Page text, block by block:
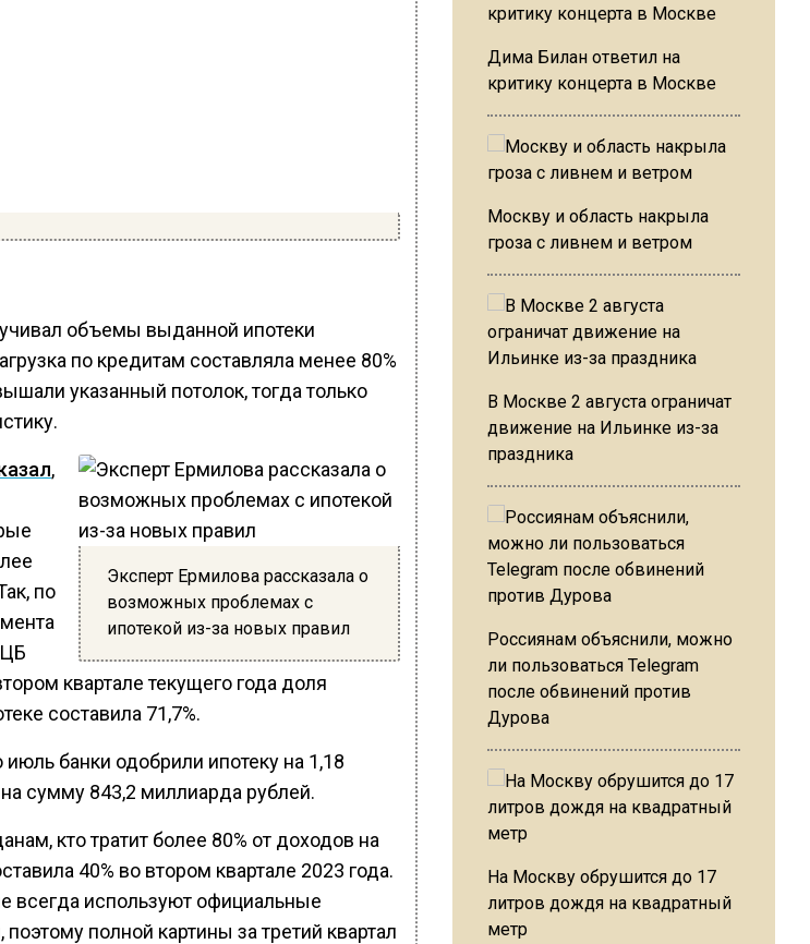
объемы выданной ипотеки
по кредитам составляла менее 80%
указанный потолок, тогда только
Эксперт Ермилова рассказала о
возможных проблемах с
ипотекой из-за новых правил
,
по
квартале текущего года доля
составила 71,7%.
банки одобрили ипотеку на 1,18
сумму 843,2 миллиарда рублей.
кто тратит более 80% от доходов на
40% во втором квартале 2023 года.
всегда используют официальные
полной картины за третий квартал
Дима Билан ответил на
критику концерта в Москве
Москву и область накрыла
гроза с ливнем и ветром
В Москве 2 августа ограничат
движение на Ильинке из-за
праздника
Россиянам объяснили, можно
ли пользоваться Telegram
после обвинений против
Дурова
На Москву обрушится до 17
литров дождя на квадратный
метр